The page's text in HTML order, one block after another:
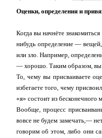
Оценки, определения и
Когда вы начнёте
нибудь определение —
или зло. Например,
— хорошо. Таким образом,
То, чему вы присваиваете
избегаете того, чему
«я» состоит из
Вообще, процесс
вовсе не будем замечать,—
говорим об этом, либо они